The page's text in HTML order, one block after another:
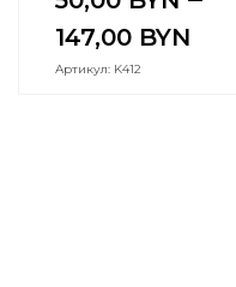
147,00 BYN
Артикул: K412